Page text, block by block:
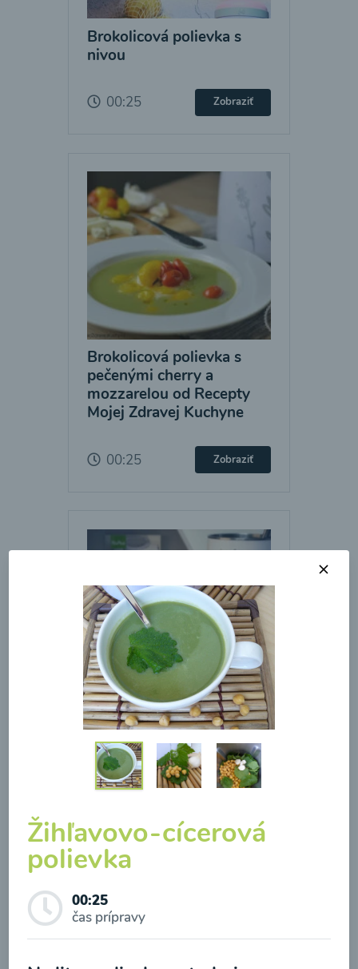
Brokolicová polievka s
nivou
00:25 Zobraziť
Brokolicová polievka s
pečenými cherry a
mozzarelou od Recepty
Mojej Zdravej Kuchyne
00:25 Zobraziť
Brokolicová polievka so
syrom
00:25 Zobraziť
Žihľavovo-cícerová
polievka
00:25
čas prípravy
Odber noviniek a akcií
Odoslaním registrácie na Newsletter súhlasím so